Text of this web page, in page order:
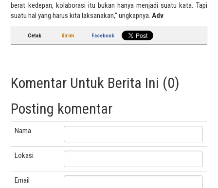
berat kedepan, kolaborasi itu bukan hanya menjadi suatu kata. Tapi
suatu hal yang harus kita laksanakan," ungkapnya.Adv
Cetak Kirim Facebook
Komentar Untuk Berita Ini (0)
Posting komentar
Nama
Lokasi
Email